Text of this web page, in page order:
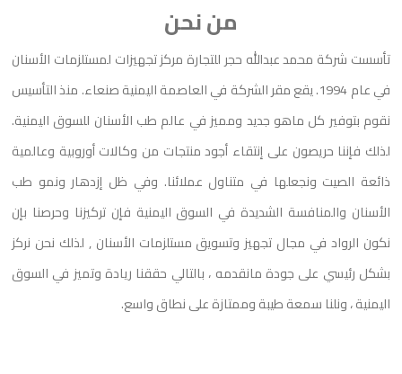
من نحن
تأسست شركة محمد عبدالله حجر للتجارة مركز تجهيزات لمستلزمات الأسنان
في عام 1994. يقع مقر الشركة في العاصمة اليمنية صنعاء. منذ التأسيس
نقوم بتوفير كل ماهو جديد ومميز في عالم طب الأسنان للسوق اليمنية.
لذلك فإننا حريصون على إنتقاء أجود منتجات من وكالات أوروبية وعالمية
ذائعة الصيت ونجعلها في متناول عملائنا. وفي ظل إزدهار ونمو طب
الأسنان والمنافسة الشديدة في السوق اليمنية فإن تركيزنا وحرصنا بإن
نكون الرواد في مجال تجهيز وتسويق مستلزمات الأسنان , لذلك نحن نركز
بشكل رئيسي على جودة مانقدمه ، بالتالي حققنا ريادة وتميز في السوق
اليمنية ، ونلنا سمعة طيبة وممتازة على نطاق واسع.